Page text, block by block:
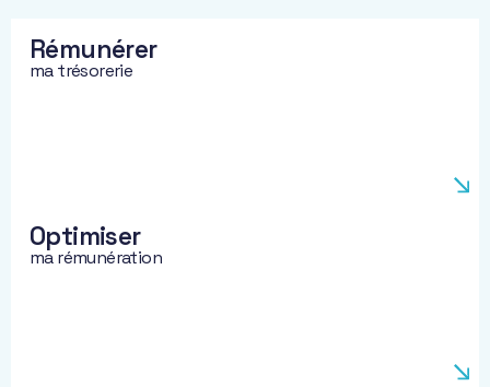
Rémunérer
ma trésorerie
Optimiser
ma rémunération